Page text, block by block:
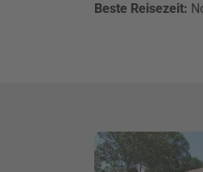
Beste Reisezeit: